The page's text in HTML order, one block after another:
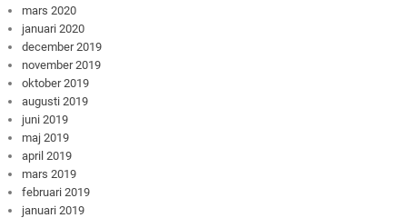
mars 2020
januari 2020
december 2019
november 2019
oktober 2019
augusti 2019
juni 2019
maj 2019
april 2019
mars 2019
februari 2019
januari 2019